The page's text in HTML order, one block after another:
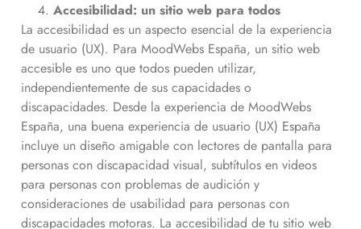
Accesibilidad: un sitio web para todos
La accesibilidad es un aspecto esencial de la experiencia
de usuario (UX). Para MoodWebs España, un sitio web
accesible es uno que todos pueden utilizar,
independientemente de sus capacidades o
discapacidades. Desde la experiencia de MoodWebs
España, una buena experiencia de usuario (UX) España
incluye un diseño amigable con lectores de pantalla para
personas con discapacidad visual, subtítulos en videos
para personas con problemas de audición y
consideraciones de usabilidad para personas con
discapacidades motoras. La accesibilidad de tu sitio web